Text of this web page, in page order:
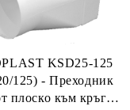
KSD25-125
125) - Преходник
плоско към кръгъл